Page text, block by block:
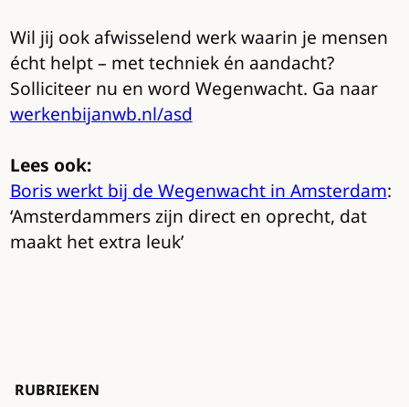
Wil jij ook afwisselend werk waarin je mensen
écht helpt – met techniek én aandacht?
Solliciteer nu en word Wegenwacht. Ga naar
werkenbijanwb.nl/asd
Lees ook:
Boris werkt bij de Wegenwacht in Amsterdam:
‘Amsterdammers zijn direct en oprecht, dat
maakt het extra leuk’
RUBRIEKEN